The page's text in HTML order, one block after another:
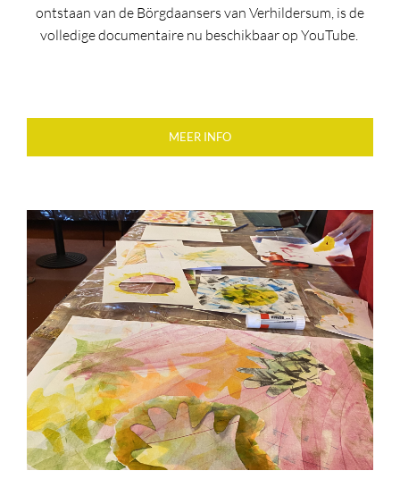
ontstaan van de Börgdaansers van Verhildersum, is de
volledige documentaire nu beschikbaar op YouTube.
MEER INFO